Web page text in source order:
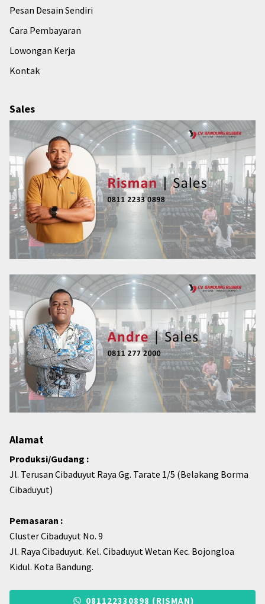
Pesan Desain Sendiri
Cara Pembayaran
Lowongan Kerja
Kontak
Sales
Alamat
Produksi/Gudang :
Jl. Terusan Cibaduyut Raya Gg. Tarate 1/5 (Belakang Borma
Cibaduyut)
Pemasaran :
Cluster Cibaduyut No. 9
Jl. Raya Cibaduyut. Kel. Cibaduyut Wetan Kec. Bojongloa
Kidul. Kota Bandung.
081122330898 (RISMAN)